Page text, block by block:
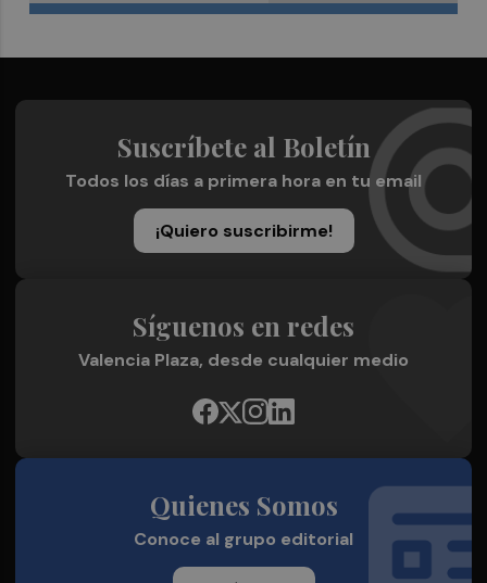
Suscríbete al Boletín
Todos los días a primera hora en tu email
¡Quiero suscribirme!
Síguenos en redes
Valencia Plaza, desde cualquier medio
Quienes Somos
Conoce al grupo editorial